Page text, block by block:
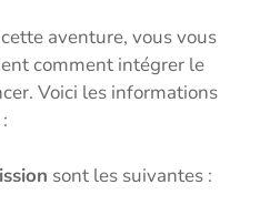
aventure, vous vous
comment intégrer le
Voici les informations
sont les suivantes :